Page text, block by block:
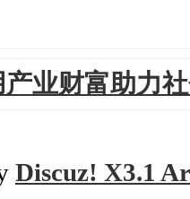
产业财富助力
Discuz! X3.1